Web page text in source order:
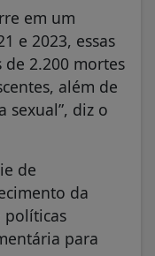
em um
e 2023, essas
2.200 mortes
além de
sexual”, diz o
de
da
políticas
para